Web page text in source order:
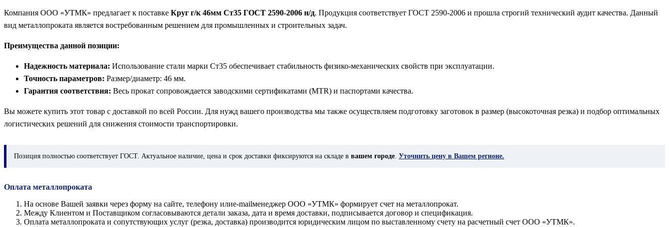
Компания ООО «УТМК» предлагает к поставке Круг г/к 46мм Ст35 ГОСТ 2590-2006 н/д. Продукция соответствует ГОСТ 2590-2006 и прошла строгий технический аудит качества. Данный
вид металлопроката является востребованным решением для промышленных и строительных задач.
Преимущества данной позиции:
Надежность материала: Использование стали марки Ст35 обеспечивает стабильность физико-механических свойств при эксплуатации.
Точность параметров: Размер/диаметр: 46 мм.
Гарантия соответствия: Весь прокат сопровождается заводскими сертификатами (MTR) и паспортами качества.
Вы можете купить этот товар с доставкой по всей России. Для нужд вашего производства мы также осуществляем подготовку заготовок в размер (высокоточная резка) и подбор оптимальных
логистических решений для снижения стоимости транспортировки.
Позиция полностью соответствует ГОСТ. Актуальное наличие, цена и срок доставки фиксируются на складе в вашем городе. Уточнить цену в Вашем регионе.
Оплата металлопроката
На основе Вашей заявки через форму на сайте, телефону илиe-mailменеджер ООО «УТМК» формирует счет на металлопрокат.
Между Клиентом и Поставщиком согласовываются детали заказа, дата и время доставки, подписывается договор и спецификация.
Оплата металлопроката и сопутствующих услуг (резка, доставка) производится юридическим лицом по выставленному счету на расчетный счет ООО «УТМК».